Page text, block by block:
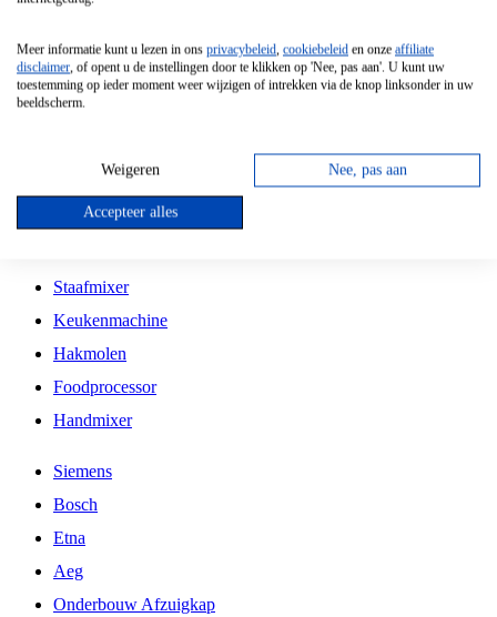
Vrijstaande Magnetron
Vrijstaande Kookplaat
Inbouw Gaskookplaat
Inbouw Keramische Kookplaat
Kookplaat Accessoires
Staafmixer
Keukenmachine
Hakmolen
Foodprocessor
Handmixer
Siemens
Bosch
Etna
Aeg
Onderbouw Afzuigkap
Meer informatie kunt u lezen in ons privacybeleid, cookiebeleid en onze affiliate
disclaimer, of opent u de instellingen door te klikken op 'Nee, pas aan'. U kunt uw
toestemming op ieder moment weer wijzigen of intrekken via de knop linksonder in uw
beeldscherm.
Weigeren Nee, pas aan
Accepteer alles